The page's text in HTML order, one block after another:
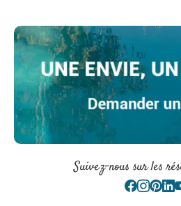
Suivez-nous sur les